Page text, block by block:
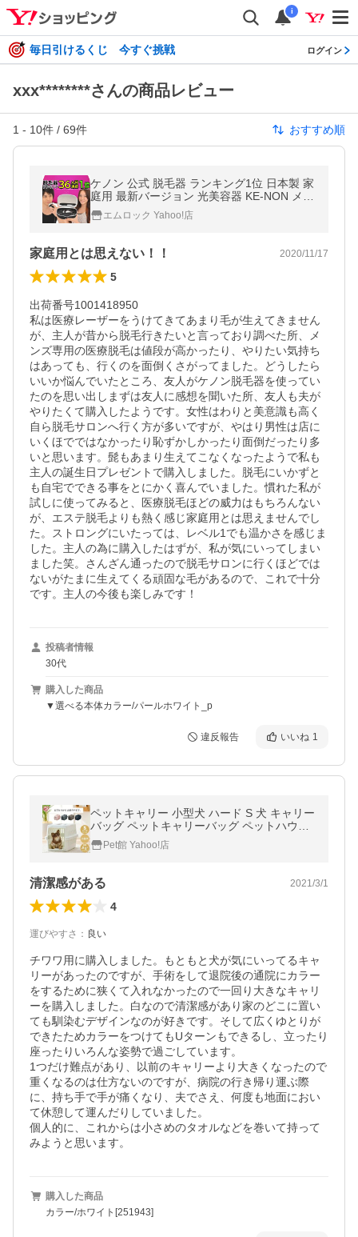
i
毎日引けるくじ 今すぐ挑戦 ログイン
xxx********さんの商品レビュー
1 - 10件 / 69件 おすすめ順
ケノン 公式 脱毛器 ランキング1位 日本製 家
庭用 最新バージョン 光美容器 KE-NON メン
ズ 髭 VIO 対応 おすすめ 口コミ 美顔器 コス
パ 安い 8.7
エムロック Yahoo!店
家庭用とは思えない！！ 2020/11/17
5
出荷番号1001418950
私は医療レーザーをうけてきてあまり毛が生えてきません
が、主人が昔から脱毛行きたいと言っており調べた所、メ
ンズ専用の医療脱毛は値段が高かったり、やりたい気持ち
はあっても、行くのを面倒くさがってました。どうしたら
いいか悩んでいたところ、友人がケノン脱毛器を使ってい
たのを思い出しまずは友人に感想を聞いた所、友人も夫が
やりたくて購入したようです。女性はわりと美意識も高く
自ら脱毛サロンへ行く方が多いですが、やはり男性は店に
いくほでではなかったり恥ずかしかったり面倒だったり多
いと思います。髭もあまり生えてこなくなったようで私も
主人の誕生日プレゼントで購入しました。脱毛にいかずと
も自宅でできる事をとにかく喜んでいました。慣れた私が
試しに使ってみると、医療脱毛ほどの威力はもちろんない
が、エステ脱毛よりも熱く感じ家庭用とは思えませんでし
た。ストロングにいたっては、レベル1でも温かさを感じま
した。主人の為に購入したはずが、私が気にいってしまい
ました笑。さんざん通ったので脱毛サロンに行くほどでは
ないがたまに生えてくる頑固な毛があるので、これで十分
です。主人の今後も楽しみです！
投稿者情報
30代
購入した商品
▼選べる本体カラー/パールホワイト_p
違反報告 いいね 1
ペットキャリー 小型犬 ハード S 犬 キャリー
バッグ ペットキャリーバッグ ペットハウス
アイリスオーヤマ エアトラベルキャリー AT
C-530 *
Pet館 Yahoo!店
清潔感がある 2021/3/1
4
運びやすさ ： 良い
チワワ用に購入しました。もともと犬が気にいってるキャ
リーがあったのですが、手術をして退院後の通院にカラー
をするために狭くて入れなかったので一回り大きなキャリ
ーを購入しました。白なので清潔感があり家のどこに置い
ても馴染むデザインなのが好きです。そして広くゆとりが
できたためカラーをつけてもUターンもできるし、立ったり
座ったりいろんな姿勢で過ごしています。
1つだけ難点があり、以前のキャリーより大きくなったので
重くなるのは仕方ないのですが、病院の行き帰り運ぶ際
に、持ち手で手が痛くなり、夫でさえ、何度も地面におい
て休憩して運んだりしていました。
個人的に、これからは小さめのタオルなどを巻いて持って
みようと思います。
購入した商品
カラー/ホワイト[251943]